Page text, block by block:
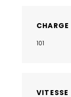
CHARGE
101
VITESSE